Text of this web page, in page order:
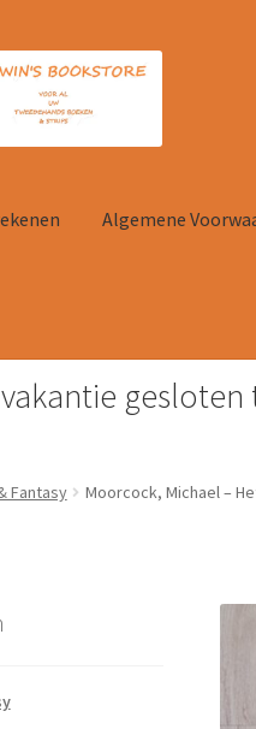
Algemene
Algemene Voorwaarden
Fantasy Moorcock, Michael –